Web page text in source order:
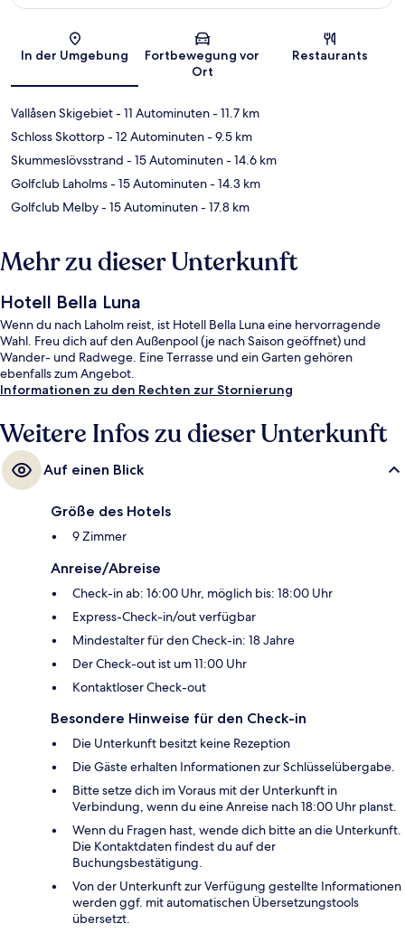
Karte
In der Umgebung
Fortbewegung vor
Ort
Restaurants
Vallåsen Skigebiet- 11 Autominuten- 11.7 km
Schloss Skottorp- 12 Autominuten- 9.5 km
Skummeslövsstrand - 15 Autominuten- 14.6 km
Golfclub Laholms- 15 Autominuten- 14.3 km
Golfclub Melby- 15 Autominuten- 17.8 km
Mehr zu dieser Unterkunft
Hotell Bella Luna
Wenn du nach Laholm reist, ist Hotell Bella Luna eine hervorragende
Wahl. Freu dich auf den Außenpool (je nach Saison geöffnet) und
Wander- und Radwege. Eine Terrasse und ein Garten gehören
ebenfalls zum Angebot.
Informationen zu den Rechten zur Stornierung
Weitere Infos zu dieser Unterkunft
Auf einen Blick
Größe des Hotels
9 Zimmer
Anreise/Abreise
Check-in ab: 16:00 Uhr, möglich bis: 18:00 Uhr
Express-Check-in/out verfügbar
Mindestalter für den Check-in: 18 Jahre
Der Check-out ist um 11:00 Uhr
Kontaktloser Check-out
Besondere Hinweise für den Check-in
Die Unterkunft besitzt keine Rezeption
Die Gäste erhalten Informationen zur Schlüsselübergabe.
Bitte setze dich im Voraus mit der Unterkunft in
Verbindung, wenn du eine Anreise nach 18:00 Uhr planst.
Wenn du Fragen hast, wende dich bitte an die Unterkunft.
Die Kontaktdaten findest du auf der
Buchungsbestätigung.
Von der Unterkunft zur Verfügung gestellte Informationen
werden ggf. mit automatischen Übersetzungstools
übersetzt.